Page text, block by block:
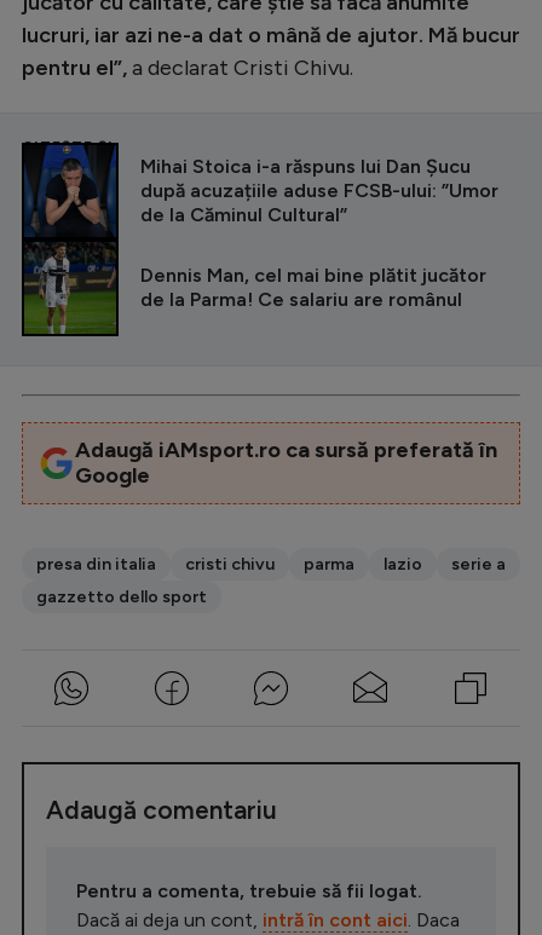
lucruri, iar azi ne-a dat o mână de ajutor. Mă bucur
pentru el”,a declarat Cristi Chivu.
CITEȘTE ȘI
Mihai Stoica i-a răspuns lui Dan Șucu
după acuzațiile aduse FCSB-ului: ”Umor
de la Căminul Cultural”
Dennis Man, cel mai bine plătit jucător
de la Parma! Ce salariu are românul
Adaugă iAMsport.ro ca sursă preferată în
Google
presa din italia cristi chivu parma lazio
serie a
gazzetto dello sport
Adaugă comentariu
Pentru a comenta, trebuie să fii logat.
Dacă ai deja un cont, intră în cont aici . Daca